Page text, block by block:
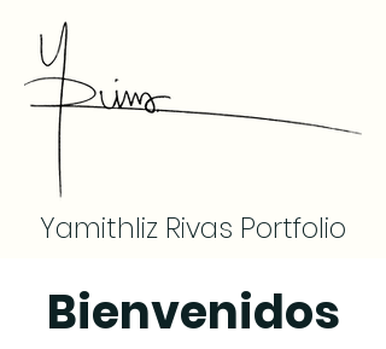
Yamithliz Rivas Portfolio
Bienvenidos